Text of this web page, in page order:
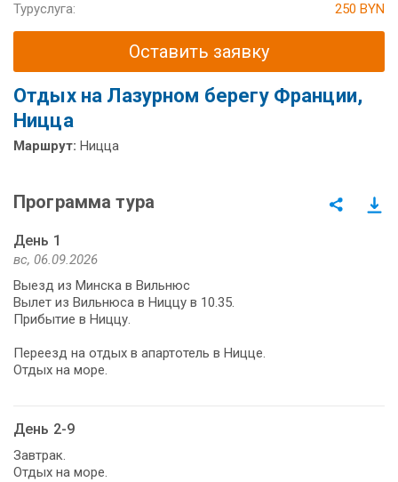
Туруслуга:
250 BYN
Оставить заявку
Отдых на Лазурном берегу Франции,
Ницца
Маршрут: Ницца
Программа тура
День 1
вс, 06.09.2026
Выезд из Минска в Вильнюс
Вылет из Вильнюса в Ниццу в 10.35.
Прибытие в Ниццу.
Переезд на отдых в апартотель в Ницце.
Отдых на море.
День 2-9
Завтрак.
Отдых на море.